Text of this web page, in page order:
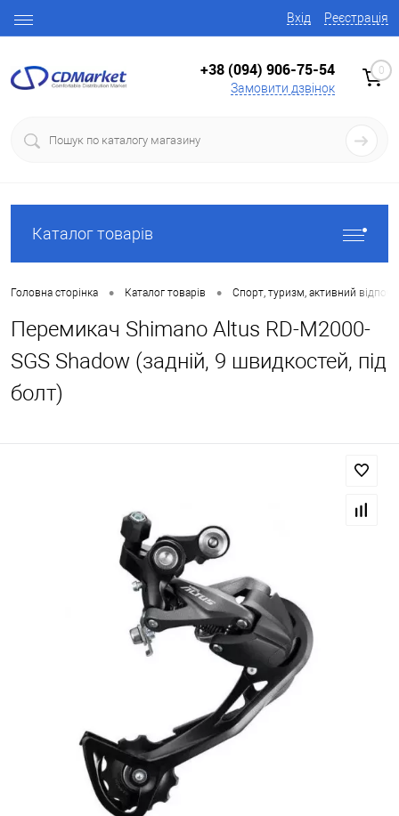
Вхід Реєстрація
+38 (094) 906-75-54
Замовити дзвінок
0
Каталог товарів
Головна сторінка • Каталог товарів • Спорт, туризм, активний
Перемикач Shimano Altus RD-M2000-
SGS Shadow (задній, 9 швидкостей, під
болт)